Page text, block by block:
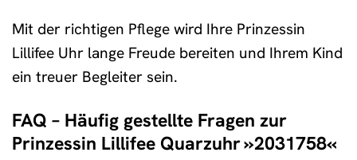
Mit der richtigen Pflege wird Ihre Prinzessin
Lillifee Uhr lange Freude bereiten und Ihrem Kind
ein treuer Begleiter sein.
FAQ – Häufig gestellte Fragen zur
Prinzessin Lillifee Quarzuhr »2031758«